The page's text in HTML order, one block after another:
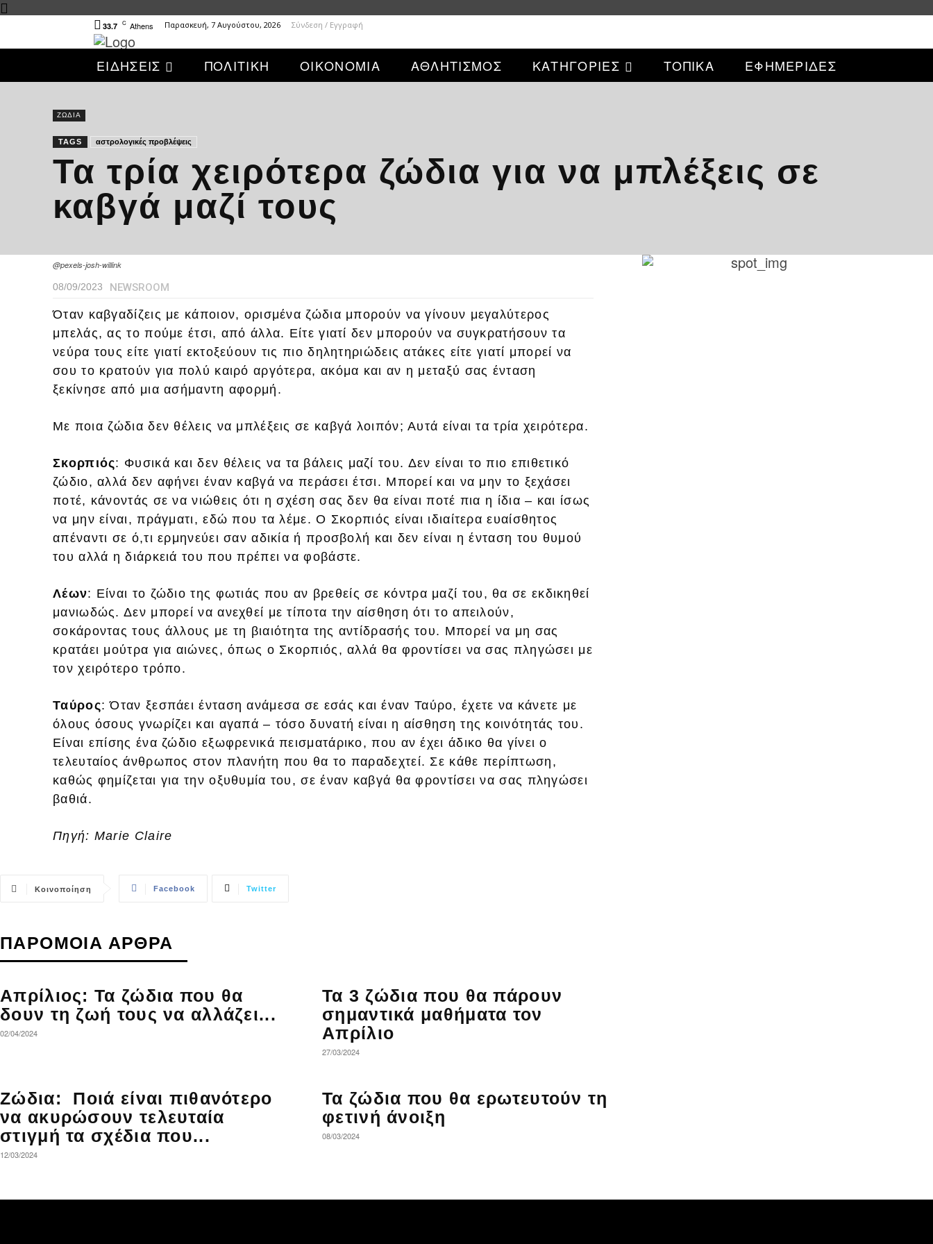
33.7 C Athens Παρασκευή, 7 Αυγούστου, 2026 Σύνδεση / Εγγραφή
ΕΙΔΗΣΕΙΣ ΠΟΛΙΤΙΚΗ ΟΙΚΟΝΟΜΙΑ ΑΘΛΗΤΙΣΜΟΣ ΚΑΤΗΓΟΡΙΕΣ ΤΟΠΙΚΑ ΕΦΗΜΕΡΙΔΕΣ
ΖΩΔΙΑ
TAGS αστρολογικές προβλέψεις
Τα τρία χειρότερα ζώδια για να μπλέξεις σε
καβγά μαζί τους
@pexels-josh-willink
08/09/2023 NEWSROOM
Όταν καβγαδίζεις με κάποιον, ορισμένα ζώδια μπορούν να γίνουν μεγαλύτερος
μπελάς, ας το πούμε έτσι, από άλλα. Είτε γιατί δεν μπορούν να συγκρατήσουν τα
νεύρα τους είτε γιατί εκτοξεύουν τις πιο δηλητηριώδεις ατάκες είτε γιατί μπορεί να
σου το κρατούν για πολύ καιρό αργότερα, ακόμα και αν η μεταξύ σας ένταση
ξεκίνησε από μια ασήμαντη αφορμή.
Με ποια ζώδια δεν θέλεις να μπλέξεις σε καβγά λοιπόν; Αυτά είναι τα τρία χειρότερα.
Σκορπιός: Φυσικά και δεν θέλεις να τα βάλεις μαζί του. Δεν είναι το πιο επιθετικό
ζώδιο, αλλά δεν αφήνει έναν καβγά να περάσει έτσι. Μπορεί και να μην το ξεχάσει
ποτέ, κάνοντάς σε να νιώθεις ότι η σχέση σας δεν θα είναι ποτέ πια η ίδια – και ίσως
να μην είναι, πράγματι, εδώ που τα λέμε. Ο Σκορπιός είναι ιδιαίτερα ευαίσθητος
απέναντι σε ό,τι ερμηνεύει σαν αδικία ή προσβολή και δεν είναι η ένταση του θυμού
του αλλά η διάρκειά του που πρέπει να φοβάστε.
Λέων: Είναι το ζώδιο της φωτιάς που αν βρεθείς σε κόντρα μαζί του, θα σε εκδικηθεί
μανιωδώς. Δεν μπορεί να ανεχθεί με τίποτα την αίσθηση ότι το απειλούν,
σοκάροντας τους άλλους με τη βιαιότητα της αντίδρασής του. Μπορεί να μη σας
κρατάει μούτρα για αιώνες, όπως ο Σκορπιός, αλλά θα φροντίσει να σας πληγώσει με
τον χειρότερο τρόπο.
Ταύρος: Όταν ξεσπάει ένταση ανάμεσα σε εσάς και έναν Ταύρο, έχετε να κάνετε με
όλους όσους γνωρίζει και αγαπά – τόσο δυνατή είναι η αίσθηση της κοινότητάς του.
Είναι επίσης ένα ζώδιο εξωφρενικά πεισματάρικο, που αν έχει άδικο θα γίνει ο
τελευταίος άνθρωπος στον πλανήτη που θα το παραδεχτεί. Σε κάθε περίπτωση,
καθώς φημίζεται για την οξυθυμία του, σε έναν καβγά θα φροντίσει να σας πληγώσει
βαθιά.
Πηγή: Marie Claire
Κοινοποίηση Facebook Twitter
ΠΑΡΟΜΟΙΑ ΑΡΘΡΑ
Απρίλιος: Τα ζώδια που θα
δουν τη ζωή τους να αλλάζει...
02/04/2024
Τα 3 ζώδια που θα πάρουν
σημαντικά μαθήματα τον
Απρίλιο
27/03/2024
Ζώδια: Ποιά είναι πιθανότερο
να ακυρώσουν τελευταία
στιγμή τα σχέδια που...
12/03/2024
Τα ζώδια που θα ερωτευτούν τη
φετινή άνοιξη
08/03/2024